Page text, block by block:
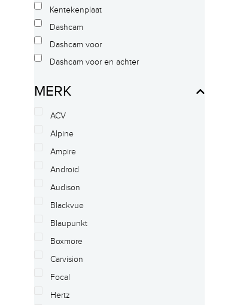
Kentekenplaat
Dashcam
Dashcam voor
Dashcam voor en achter
MERK
ACV
Alpine
Ampire
Android
Audison
Blackvue
Blaupunkt
Boxmore
Carvision
Focal
Hertz